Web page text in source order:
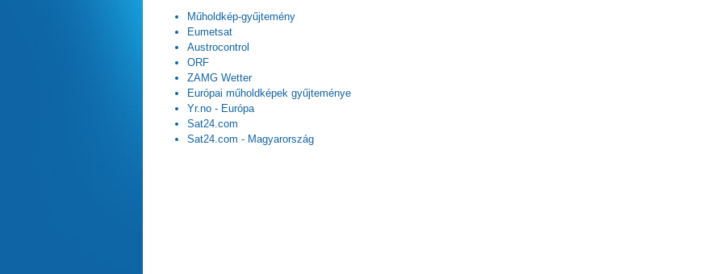
Műholdkép-gyűjtemény
Eumetsat
Austrocontrol
ORF
ZAMG Wetter
Európai műholdképek gyűjteménye
Yr.no - Európa
Sat24.com
Sat24.com - Magyarország